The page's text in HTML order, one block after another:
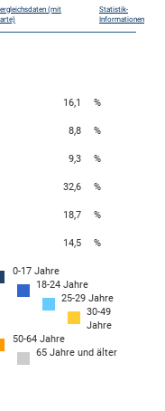
(mit
Statistik-
Informationen
16,1 %
8,8 %
9,3 %
32,6 %
18,7 %
14,5 %
0-17 Jahre
18-24 Jahre
25-29 Jahre
30-49
Jahre
50-64 Jahre
65 Jahre und älter